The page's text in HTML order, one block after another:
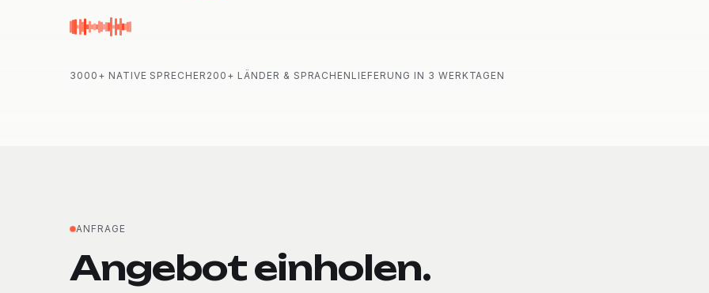
3000+ NATIVE SPRECHER 200+ LÄNDER & SPRACHEN LIEFERUNG IN 3 WERKTAGEN
ANFRAGE
Angebot einholen.